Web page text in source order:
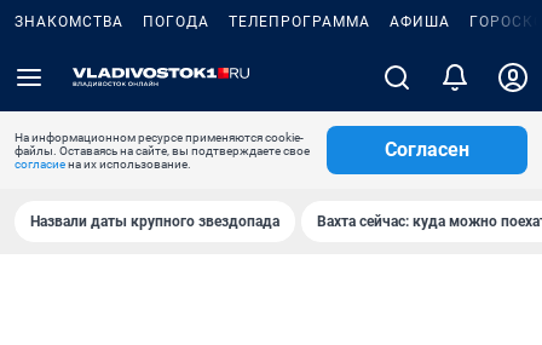
ЗНАКОМСТВА ПОГОДА ТЕЛЕПРОГРАММА АФИША
На информационном ресурсе применяются cookie-
файлы. Оставаясь на сайте, вы подтверждаете свое
согласиена их использование.
Согласен
Назвали даты крупного звездопада Вахта сейчас: куда можно